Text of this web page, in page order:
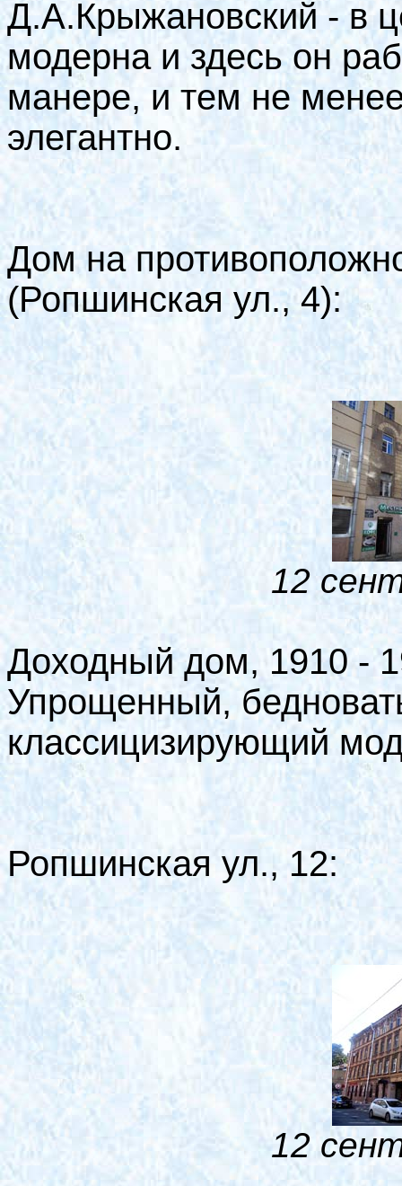
Д.А.Крыжановский - в
модерна и здесь он
манере, и тем не
элегантно.
Дом на
(Ропшинская ул., 4):
12
Доходный дом, 1910 -
Упрощенный,
классицизирующий
Ропшинская ул., 12:
12